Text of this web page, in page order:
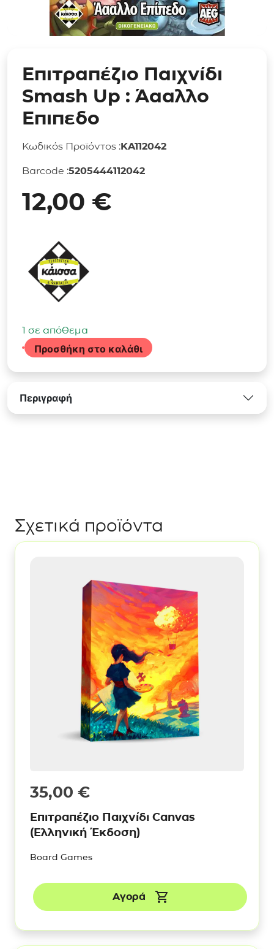
Επιτραπέζιο Παιχνίδι
Smash Up : Άααλλο
Επιπεδο
Κωδικός Προϊόντος :KA112042
Barcode :5205444112042
12,00 €
1 σε απόθεμα
Επιτραπέζιο
Up
:
Προσθήκη στο καλάθι
Περιγραφή
Σχετικά προϊόντα
35,00 €
Επιτραπέζιο Παιχνίδι Canvas
(Ελληνική Έκδοση)
Board Games
Αγορά